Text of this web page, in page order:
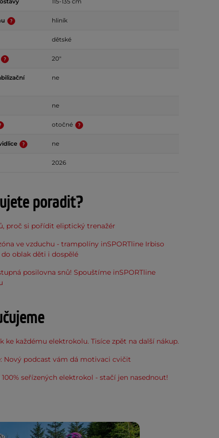
hliník
dětské
20"
ne
ne
otočné
ne
2026
poradit?
proč si pořídit eliptický trenažér
ve vzduchu - trampolíny inSPORTline Irbiso
oblak děti i dospělé
posilovna snů! Spouštíme inSPORTline
ke každému elektrokolu. Tisíce zpět na další nákup.
Nový podcast vám dá motivaci cvičit
100% seřízených elektrokol - stačí jen nasednout!